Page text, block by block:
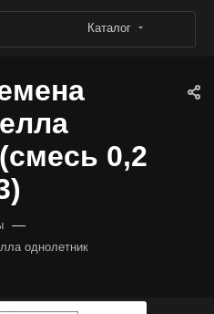
Каталог
0,2
—
однолетник